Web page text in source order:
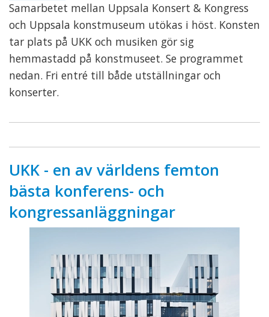
Samarbetet mellan Uppsala Konsert & Kongress
och Uppsala konstmuseum utökas i höst. Konsten
tar plats på UKK och musiken gör sig
hemmastadd på konstmuseet. Se programmet
nedan. Fri entré till både utställningar och
konserter.
UKK - en av världens femton
bästa konferens- och
kongressanläggningar